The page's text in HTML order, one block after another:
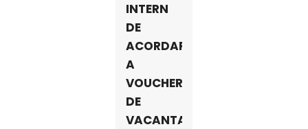
INTERN
DE
ACORDARE
A
VOUCHERELOR
DE
VACANTA